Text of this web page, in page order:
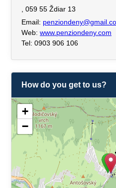
, 059 55 Ždiar 13
Email:
Web: www.penziondeny.com
Tel: 0903 906 106
How do you get to us?
+
−